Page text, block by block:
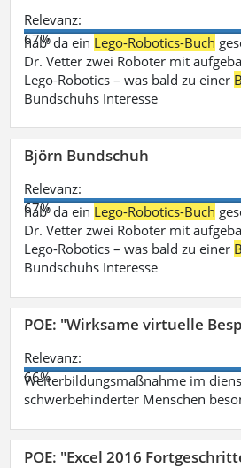
Relevanz:
67%
hab‘ da ein Lego-Robotics-Buch
Dr. Vetter zwei Roboter mit
Lego-Robotics – was bald zu einer
Bundschuhs Interesse
Björn Bundschuh
Relevanz:
67%
hab‘ da ein Lego-Robotics-Buch
Dr. Vetter zwei Roboter mit
Lego-Robotics – was bald zu einer
Bundschuhs Interesse
POE: "Wirksame virtuelle
Relevanz:
66%
Weiterbildungsmaßnahme im
schwerbehinderter Menschen
POE: "Excel 2016